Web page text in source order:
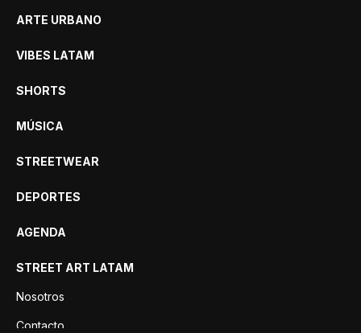
ARTE URBANO
VIBES LATAM
SHORTS
MÚSICA
STREETWEAR
DEPORTES
AGENDA
STREET ART LATAM
Nosotros
Contacto